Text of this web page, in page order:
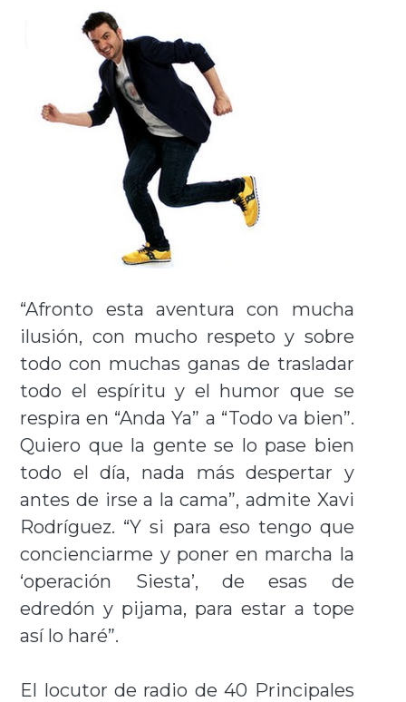
“Afronto esta aventura con mucha
ilusión, con mucho respeto y sobre
todo con muchas ganas de trasladar
todo el espíritu y el humor que se
respira en “Anda Ya” a “Todo va bien”.
Quiero que la gente se lo pase bien
todo el día, nada más despertar y
antes de irse a la cama”, admite Xavi
Rodríguez. “Y si para eso tengo que
concienciarme y poner en marcha la
‘operación Siesta’, de esas de
edredón y pijama, para estar a tope
así lo haré”.
El locutor de radio de 40 Principales